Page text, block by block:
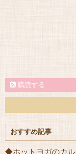
購読する
おすすめ記事
◆ホットヨガのカ